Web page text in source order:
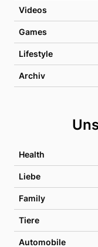
Videos
Games
Lifestyle
Archiv
Health
Liebe
Family
Tiere
Automobile